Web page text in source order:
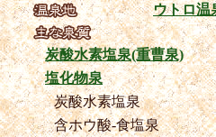
ウトロ温
炭酸水素塩泉(重曹泉)
塩化物泉
炭酸水素塩泉
含ホウ酸-食塩泉